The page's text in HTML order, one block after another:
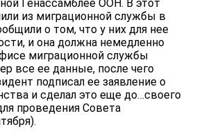
Генассамблее ООН. В этот
из миграционной службы в
о том, что у них для нее
и она должна немедленно
миграционной службы
все ее данные, после чего
подписал ее заявление о
и сделал это еще до…своего
проведения Совета